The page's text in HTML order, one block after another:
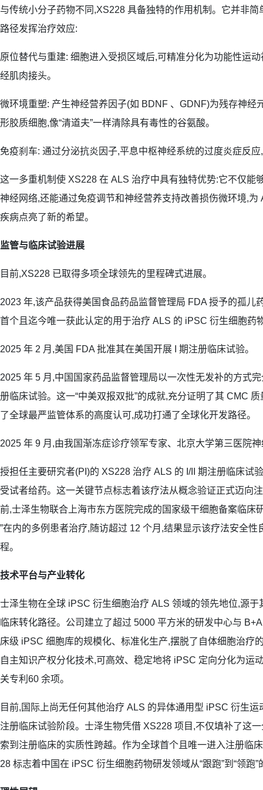
与传统小分子药物不同,XS228 具备独特的作用机制。它并非
路径发挥治疗效应:
原位替代与重建: 细胞进入受损区域后,可精准分化为功能性运
经肌肉接头。
微环境重塑: 产生神经营养因子(如 BDNF 、GDNF)为残存神经
形胶质细胞,像“清道夫”一样清除具有毒性的谷氨酸。
免疫刹车: 通过分泌抗炎因子,平息中枢神经系统的过度炎症反
这一多重机制使 XS228 在 ALS 治疗中具有独特优势:它不仅能
神经网络,还能通过免疫调节和神经营养支持改善损伤微环境,为
疾病点亮了新的希望。
监管与临床试验进展
目前,XS228 已取得多项全球领先的里程碑式进展。
2023 年,该产品获得美国食品药品监督管理局 FDA 授予的孤儿
首个且迄今唯一获此认定的用于治疗 ALS 的 iPSC 衍生细胞药
2025 年 2 月,美国 FDA 批准其在美国开展 I 期注册临床试验。
2025 年 5 月,中国国家药品监督管理局以一次性无发补的方式
册临床试验。这一“中美双报双批”的成就,充分证明了其 CMC
了全球最严监管体系的高度认可,成功打通了全球化开发路径。
2025 年 9 月,由我国渐冻症诊疗领军专家、北京大学第三医院
授担任主要研究者(PI)的 XS228 治疗 ALS 的 I/II 期注册临床试
受试者给药。这一关键节点标志着该疗法从概念验证正式迈向
前,士泽生物联合上海市东方医院完成的国家级干细胞备案临床
”在内的多例患者治疗,随访超过 12 个月,结果显示该疗法安全性
程。
技术平台与产业转化
士泽生物在全球 iPSC 衍生细胞治疗 ALS 领域的领先地位,源
临床转化路径。公司建立了超过 5000 平方米的研发中心与
床级 iPSC 细胞库的规模化、标准化生产,摆脱了自体细胞治疗
自主知识产权分化技术,可高效、稳定地将 iPSC 定向分化为运
关专利60 余项。
目前,国际上尚无任何其他治疗 ALS 的异体通用型 iPSC 衍生
注册临床试验阶段。士泽生物凭借 XS228 项目,不仅填补了这
索到注册临床的实质性跨越。作为全球首个且唯一进入注册临
28 标志着中国在 iPSC 衍生细胞药物研发领域从“跟跑”到“领跑”